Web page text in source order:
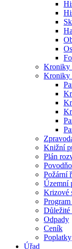
Kroniky
Kroniky
Knižní
Plán
Požární
Územní
Krizové
Důležité
Odpady
Ceník
Poplatky
Úřad